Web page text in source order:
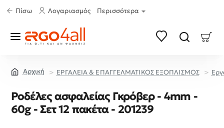
Πίσω Λογαριασμός Περισσότερα
ΕΡΓΑΛΕΙΑ & ΕΠΑΓΓΕΛΜΑΤΙΚΟΣ ΕΞΟΠΛΙΣΜΟΣ
Ροδέλες ασφαλείας Γκρόβερ - 4mm -
60g - Σετ 12 πακέτα - 201239